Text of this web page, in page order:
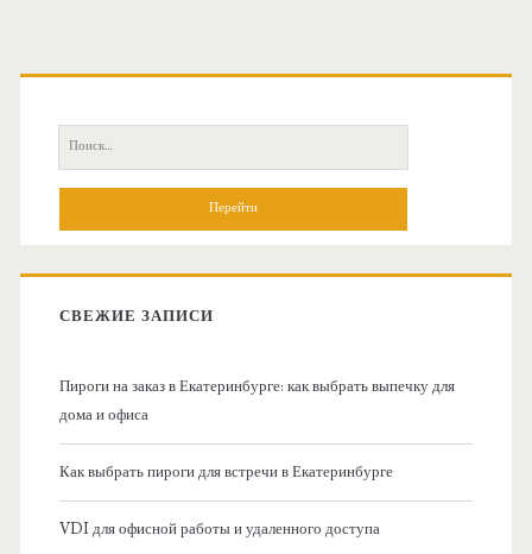
О
П
о
:
СВЕЖИЕ ЗАПИСИ
Пироги на заказ в Екатеринбурге: как выбрать выпечку для
дома и офиса
Как выбрать пироги для встречи в Екатеринбурге
VDI для офисной работы и удаленного доступа